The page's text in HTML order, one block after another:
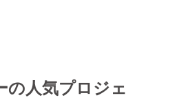
の人気プロジェ